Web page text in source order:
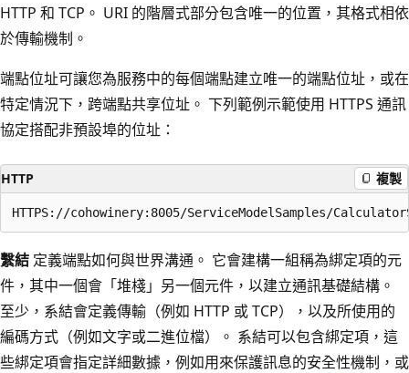
HTTP 和 TCP。 URI 的階層式部分包含唯一的位置，其格式相依
於傳輸機制。
端點位址可讓您為服務中的每個端點建立唯一的端點位址，或在
特定情況下，跨端點共享位址。 下列範例示範使用 HTTPS 通訊
協定搭配非預設埠的位址：
HTTP 複製
繫結 定義端點如何與世界溝通。 它會建構一組稱為綁定項的元
件，其中一個會「堆棧」另一個元件，以建立通訊基礎結構。
至少，系結會定義傳輸（例如 HTTP 或 TCP），以及所使用的
編碼方式（例如文字或二進位檔）。 系結可以包含綁定項，這
些綁定項會指定詳細數據，例如用來保護訊息的安全性機制，或